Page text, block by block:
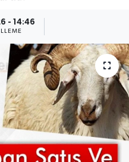
- 14:46